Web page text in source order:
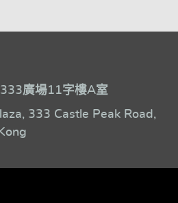
廣場11字樓A室
333 Castle Peak Road,